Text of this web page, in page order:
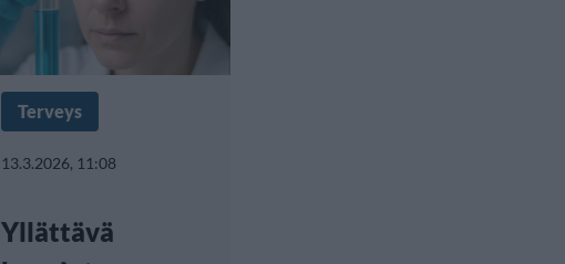
Terveys
13.3.2026, 11:08
Yllättävä